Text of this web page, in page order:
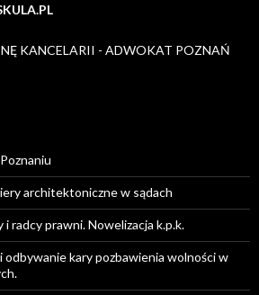
KANCELARII - ADWOKAT POZNAŃ
architektoniczne w sądach
radcy prawni. Nowelizacja k.p.k.
kary pozbawienia wolności w